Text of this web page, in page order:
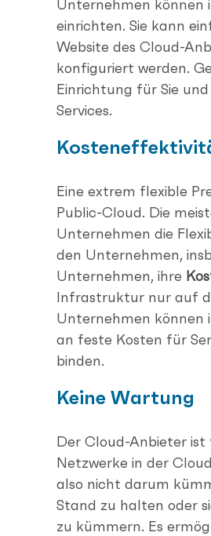
Unternehmen können
einrichten. Sie kann
Website des Cloud-
konfiguriert werden.
Einrichtung für Sie
Services.
Eine extrem flexible
Public-Cloud. Die
Unternehmen die
den Unternehmen,
Unternehmen, ihre
Infrastruktur nur auf
Unternehmen können
an feste Kosten für
binden.
Keine Wartung
Der Cloud-Anbieter
Netzwerke in der
also nicht darum
Stand zu halten oder
zu kümmern. Es